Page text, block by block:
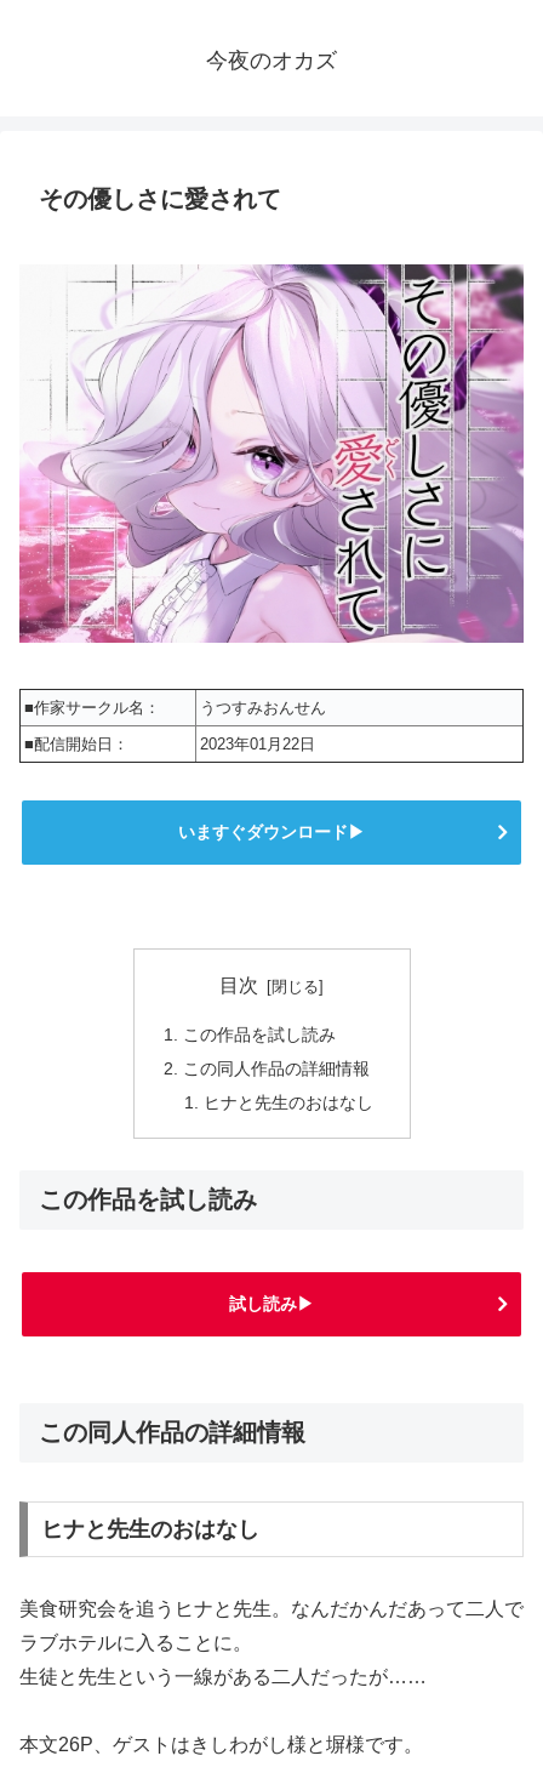
今夜のオカズ
その優しさに愛されて
■作家サークル名：
うつすみおんせん
■配信開始日：
2023年01月22日
いますぐダウンロード▶
目次
この作品を試し読み
この同人作品の詳細情報
ヒナと先生のおはなし
この作品を試し読み
試し読み▶
この同人作品の詳細情報
ヒナと先生のおはなし
美食研究会を追うヒナと先生。なんだかんだあって二人で
ラブホテルに入ることに。
生徒と先生という一線がある二人だったが……
本文26P、ゲストはきしわがし様と塀様です。